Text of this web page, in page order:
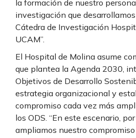
la formación de nuestro
investigación que
Cátedra de Investigación
UCAM”.
El Hospital de Molina asume
que plantea la Agenda 2030,
Objetivos de Desarrollo
estrategia organizacional y
compromiso cada vez más
los ODS. “En este escenario,
ampliamos nuestro